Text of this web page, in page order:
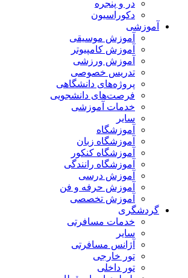
در و پنجره
دکوراسیون
آموزشی
آموزش موسیقی
آموزش کامپیوتر
آموزش ورزشی
تدریس خصوصی
پروژه‌های دانشگاهی
فرصت‌های دانشجویی
خدمات آموزشی
سایر
آموزشگاه
آموزشگاه زبان
آموزشگاه کنکور
آموزشگاه رانندگی
آموزش درسی
آموزش حرفه و فن
آموزش تخصصی
گردشگری
خدمات مسافرتی
سایر
آژانس مسافرتی
تور خارجی
تور داخلی